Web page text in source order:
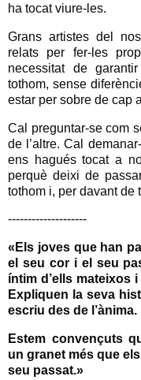
ha tocat viure-les.
Grans artistes del
relats per fer-les
necessitat de
tothom, sense
estar per sobre de cap
Cal preguntar-se com
de l’altre. Cal
ens hagués tocat a
perquè deixi de
tothom i, per davant de
--------------------
«Els joves que han
el seu cor i el seu
íntim d’ells mateixos
Expliquen la seva
escriu des de l’ànima.
Estem convençuts
un granet més que
seu passat.»